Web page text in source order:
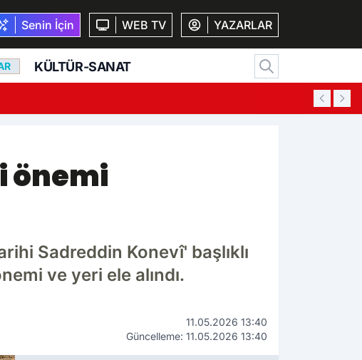
Senin İçin WEB TV YAZARLAR
KÜLTÜR-SANAT
13:14
önemi
Sadreddin Konevî' başlıklı
ve yeri ele alındı.
11.05.2026 13:40
Güncelleme: 11.05.2026 13:40